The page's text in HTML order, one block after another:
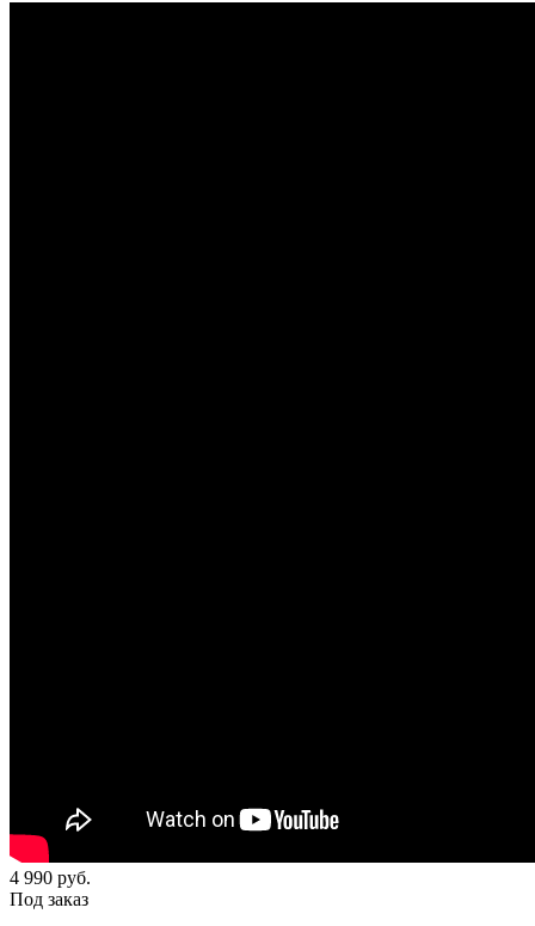
4 990 руб.
Под заказ